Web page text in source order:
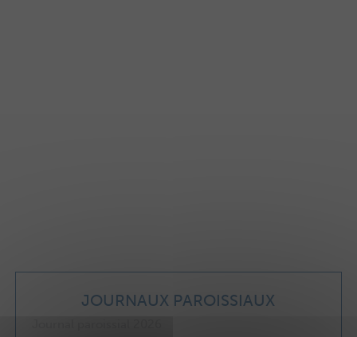
JOURNAUX PAROISSIAUX